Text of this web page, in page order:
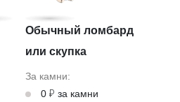
Обычный ломбард
или скупка
За камни:
0 ₽ за камни